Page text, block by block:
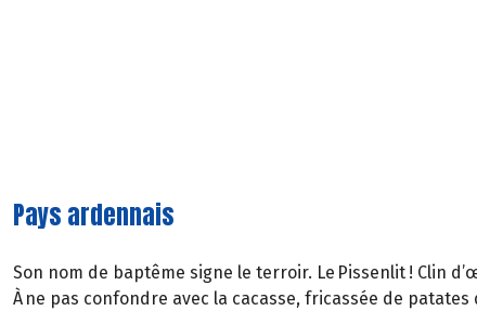
Pays ardennais
Son nom de baptême signe le terroir. Le Pissenlit ! Clin
À ne pas confondre avec la cacasse, fricassée de